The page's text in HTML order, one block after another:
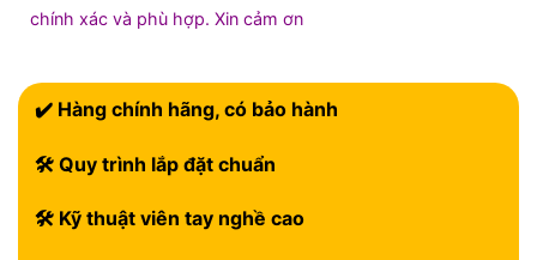
chính xác và phù hợp. Xin cảm ơn
✔️ Hàng chính hãng, có bảo hành
🛠 Quy trình lắp đặt chuẩn
🛠 Kỹ thuật viên tay nghề cao